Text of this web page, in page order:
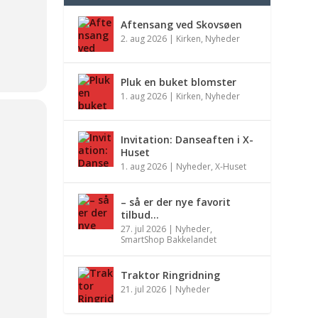
Aftensang ved Skovsøen
2. aug 2026 | Kirken, Nyheder
Pluk en buket blomster
1. aug 2026 | Kirken, Nyheder
Invitation: Danseaften i X-
Huset
1. aug 2026 | Nyheder,X-Huset
– så er der nye favorit
tilbud…
27. jul 2026 | Nyheder,
SmartShop Bakkelandet
Traktor Ringridning
21. jul 2026 | Nyheder